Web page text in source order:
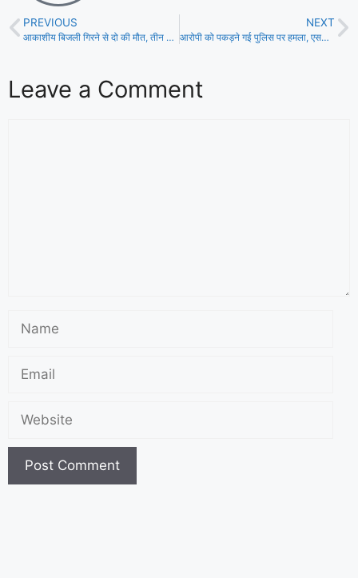
PREVIOUS
आकाशीय बिजली गिरने से दो की मौत, तीन घायल, नाजुक हालत में ईलाजरत!
NEXT
आरोपी को पकड़ने गई पुलिस पर हमला, एसआई, एएसआई समेत 3 जख़्मी, एक रेफर!
Leave a Comment